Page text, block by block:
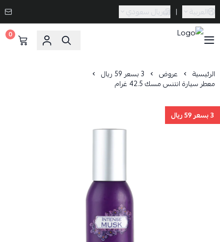
العربية | ريال سعودي
0
الرئيسية عروض 3 بسعر 59 ريال
معطر سيارة انتنس مسك 42.5 غرام
3 بسعر 59 ريال